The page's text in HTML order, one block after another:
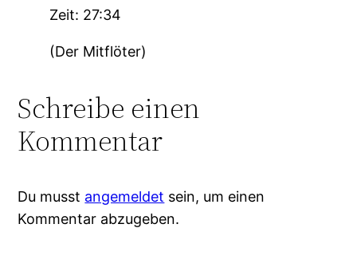
Zeit: 27:34
(Der Mitflöter)
Schreibe einen
Kommentar
Du musst angemeldet sein, um einen
Kommentar abzugeben.